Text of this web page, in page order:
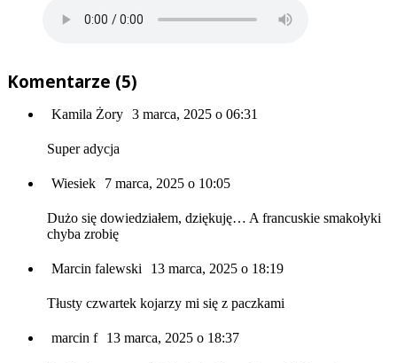
Komentarze (5)
Kamila Żory 3 marca, 2025 o 06:31
Super adycja
Wiesiek 7 marca, 2025 o 10:05
Dużo się dowiedziałem, dziękuję… A francuskie smakołyki
chyba zrobię
Marcin falewski 13 marca, 2025 o 18:19
Tłusty czwartek kojarzy mi się z paczkami
marcin f 13 marca, 2025 o 18:37